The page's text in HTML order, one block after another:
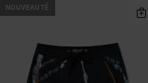
NOUVEAUTÉ